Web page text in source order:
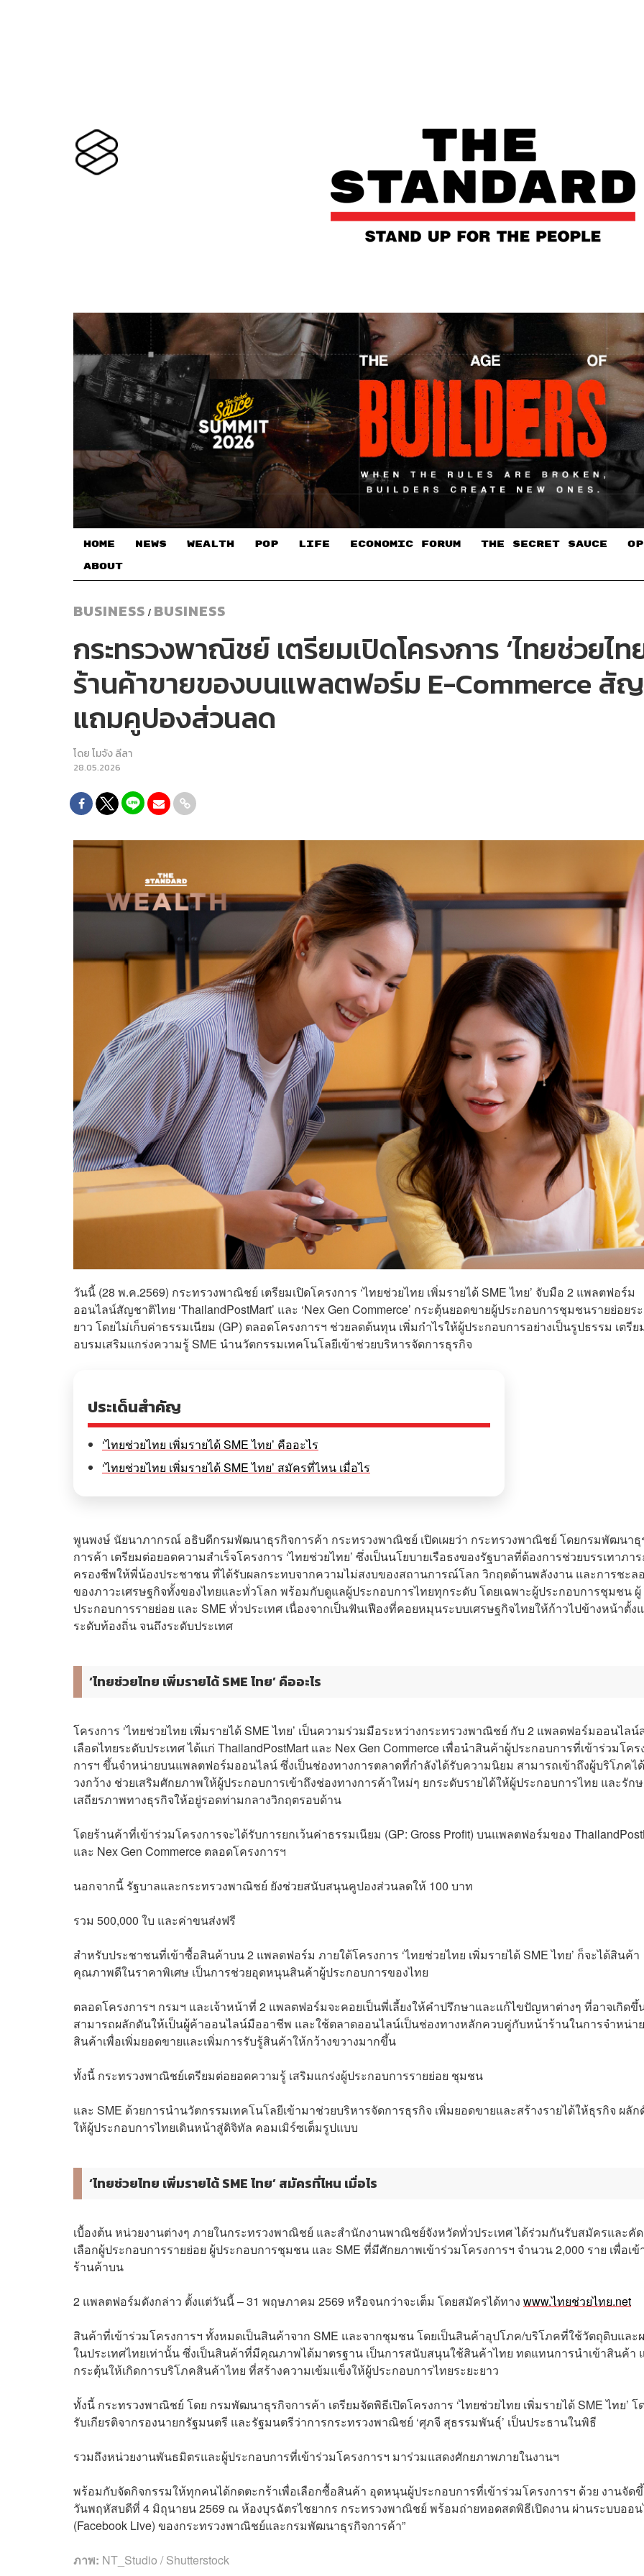
HOME NEWS WEALTH POP LIFE ECONOMIC FORUM THE SECRET SAUCE​
ABOUT
BUSINESS / BUSINESS
กระทรวงพาณิชย์ เตรียมเปิดโครงการ ‘ไทยช่วยไท
ร้านค้าขายของบนแพลตฟอร์ม E-Commerce สัญ
แถมคูปองส่วนลด
โดยโมจัง ลีลา
28.05.2026
วันนี้ (28 พ.ค.2569) กระทรวงพาณิชย์ เตรียมเปิดโครงการ ‘ไทยช่วยไทย เพิ่มรายได้ SME ไทย’ จับมือ 2 แพลตฟอร์ม
ออนไลน์สัญชาติไทย ‘ThailandPostMart’ และ ‘Nex Gen Commerce’ กระตุ้นยอดขายผู้ประกอบการชุมชนรายย่อยร
ยาว โดยไม่เก็บค่าธรรมเนียม (GP) ตลอดโครงการฯ ช่วยลดต้นทุน เพิ่มกำไรให้ผู้ประกอบการอย่างเป็นรูปธรรม เตรีย
อบรมเสริมแกร่งความรู้ SME นำนวัตกรรมเทคโนโลยีเข้าช่วยบริหารจัดการธุรกิจ
ประเด็นสำคัญ
‘ไทยช่วยไทย เพิ่มรายได้ SME ไทย’ คืออะไร
‘ไทยช่วยไทย เพิ่มรายได้ SME ไทย’ สมัครที่ไหน เมื่อไร
พูนพงษ์ นัยนาภากรณ์ อธิบดีกรมพัฒนาธุรกิจการค้า กระทรวงพาณิชย์ เปิดเผยว่า กระทรวงพาณิชย์ โดยกรมพัฒนาธุ
การค้า เตรียมต่อยอดความสำเร็จโครงการ ‘ไทยช่วยไทย’ ซึ่งเป็นนโยบายเรือธงของรัฐบาลที่ต้องการช่วยบรรเทาภา
ครองชีพให้พี่น้องประชาชน ที่ได้รับผลกระทบจากความไม่สงบของสถานการณ์โลก วิกฤตด้านพลังงาน และการชะล
ของภาวะเศรษฐกิจทั้งของไทยและทั่วโลก พร้อมกับดูแลผู้ประกอบการไทยทุกระดับ โดยเฉพาะผู้ประกอบการชุมชน ผู้
ประกอบการรายย่อย และ SME ทั่วประเทศ เนื่องจากเป็นฟันเฟืองที่คอยหมุนระบบเศรษฐกิจไทยให้ก้าวไปข้างหน้าตั้ง
ระดับท้องถิ่น จนถึงระดับประเทศ
‘ไทยช่วยไทย เพิ่มรายได้ SME ไทย’ คืออะไร
โครงการ ‘ไทยช่วยไทย เพิ่มรายได้ SME ไทย’ เป็นความร่วมมือระหว่างกระทรวงพาณิชย์ กับ 2 แพลตฟอร์มออนไลน์
เลือดไทยระดับประเทศ ได้แก่ ThailandPostMart และ Nex Gen Commerce เพื่อนำสินค้าผู้ประกอบการที่เข้าร่วมโคร
การฯ ขึ้นจำหน่ายบนแพลตฟอร์มออนไลน์ ซึ่งเป็นช่องทางการตลาดที่กำลังได้รับความนิยม สามารถเข้าถึงผู้บริโภคไ
วงกว้าง ช่วยเสริมศักยภาพให้ผู้ประกอบการเข้าถึงช่องทางการค้าใหม่ๆ ยกระดับรายได้ให้ผู้ประกอบการไทย และรัก
เสถียรภาพทางธุรกิจให้อยู่รอดท่ามกลางวิกฤตรอบด้าน
โดยร้านค้าที่เข้าร่วมโครงการจะได้รับการยกเว้นค่าธรรมเนียม (GP: Gross Profit) บนแพลตฟอร์มของ
และ Nex Gen Commerce ตลอดโครงการฯ
นอกจากนี้ รัฐบาลและกระทรวงพาณิชย์ ยังช่วยสนับสนุนคูปองส่วนลดให้ 100 บาท
รวม 500,000 ใบ และค่าขนส่งฟรี
สำหรับประชาชนที่เข้าซื้อสินค้าบน 2 แพลตฟอร์ม ภายใต้โครงการ ‘ไทยช่วยไทย เพิ่มรายได้ SME ไทย’ ก็จะได้สินค้า
คุณภาพดีในราคาพิเศษ เป็นการช่วยอุดหนุนสินค้าผู้ประกอบการของไทย
ตลอดโครงการฯ กรมฯ และเจ้าหน้าที่ 2 แพลตฟอร์มจะคอยเป็นพี่เลี้ยงให้คำปรึกษาและแก้ไขปัญหาต่างๆ ที่อาจเกิดขึ้
สามารถผลักดันให้เป็นผู้ค้าออนไลน์มืออาชีพ และใช้ตลาดออนไลน์เป็นช่องทางหลักควบคู่กับหน้าร้านในการจำหน่าย
สินค้าเพื่อเพิ่มยอดขายและเพิ่มการรับรู้สินค้าให้กว้างขวางมากขึ้น
ทั้งนี้ กระทรวงพาณิชย์เตรียมต่อยอดความรู้ เสริมแกร่งผู้ประกอบการรายย่อย ชุมชน
และ SME ด้วยการนำนวัตกรรมเทคโนโลยีเข้ามาช่วยบริหารจัดการธุรกิจ เพิ่มยอดขายและสร้างรายได้ให้ธุรกิจ ผลั
ให้ผู้ประกอบการไทยเดินหน้าสู่ดิจิทัล คอมเมิร์ซเต็มรูปแบบ
‘ไทยช่วยไทย เพิ่มรายได้ SME ไทย’ สมัครที่ไหน เมื่อไร
เบื้องต้น หน่วยงานต่างๆ ภายในกระทรวงพาณิชย์ และสำนักงานพาณิชย์จังหวัดทั่วประเทศ ได้ร่วมกันรับสมัครและคัด
เลือกผู้ประกอบการรายย่อย ผู้ประกอบการชุมชน และ SME ที่มีศักยภาพเข้าร่วมโครงการฯ จำนวน 2,000 ราย เพื่อเข้
ร้านค้าบน
2 แพลตฟอร์มดังกล่าว ตั้งแต่วันนี้ – 31 พฤษภาคม 2569 หรือจนกว่าจะเต็ม โดยสมัครได้ทาง www.ไทยช่วยไทย.net
สินค้าที่เข้าร่วมโครงการฯ ทั้งหมดเป็นสินค้าจาก SME และจากชุมชน โดยเป็นสินค้าอุปโภค/บริโภคที่ใช้วัตถุดิบและ
ในประเทศไทยเท่านั้น ซึ่งเป็นสินค้าที่มีคุณภาพได้มาตรฐาน เป็นการสนับสนุนใช้สินค้าไทย ทดแทนการนำเข้าสินค้า
กระตุ้นให้เกิดการบริโภคสินค้าไทย ที่สร้างความเข้มแข็งให้ผู้ประกอบการไทยระยะยาว
ทั้งนี้ กระทรวงพาณิชย์ โดย กรมพัฒนาธุรกิจการค้า เตรียมจัดพิธีเปิดโครงการ ‘ไทยช่วยไทย เพิ่มรายได้ SME ไทย’ โ
รับเกียรติจากรองนายกรัฐมนตรี และรัฐมนตรีว่าการกระทรวงพาณิชย์ ‘ศุภจี สุธรรมพันธุ์’ เป็นประธานในพิธี
รวมถึงหน่วยงานพันธมิตรและผู้ประกอบการที่เข้าร่วมโครงการฯ มาร่วมแสดงศักยภาพภายในงานฯ
พร้อมกับจัดกิจกรรมให้ทุกคนได้กดตะกร้าเพื่อเลือกซื้อสินค้า อุดหนุนผู้ประกอบการที่เข้าร่วมโครงการฯ ด้วย งานจัด
วันพฤหัสบดีที่ 4 มิถุนายน 2569 ณ ห้องบุรฉัตรไชยากร กระทรวงพาณิชย์ พร้อมถ่ายทอดสดพิธีเปิดงาน ผ่านระบบออ
(Facebook Live) ของกระทรวงพาณิชย์และกรมพัฒนาธุรกิจการค้า”
ภาพ: NT_Studio / Shutterstock